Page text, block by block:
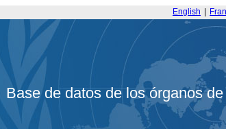
English
Base de datos de los órganos